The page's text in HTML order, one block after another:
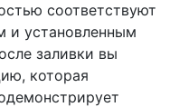
соответствуют
и установленным
заливки вы
которая